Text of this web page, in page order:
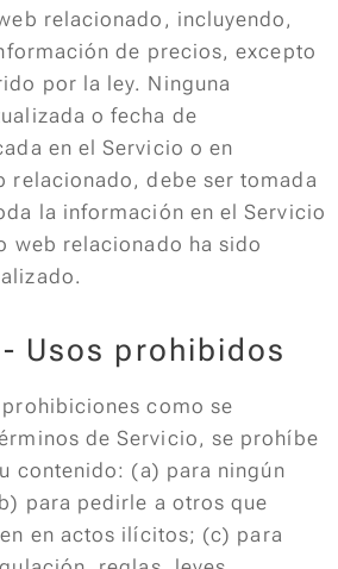
relacionado, incluyendo,
de precios, excepto
por la ley. Ninguna
o fecha de
en el Servicio o en
relacionado, debe ser tomada
la información en el Servicio
web relacionado ha sido
Usos prohibidos
como se
de Servicio, se prohíbe
contenido: (a) para ningún
para pedirle a otros que
en actos ilícitos; (c) para